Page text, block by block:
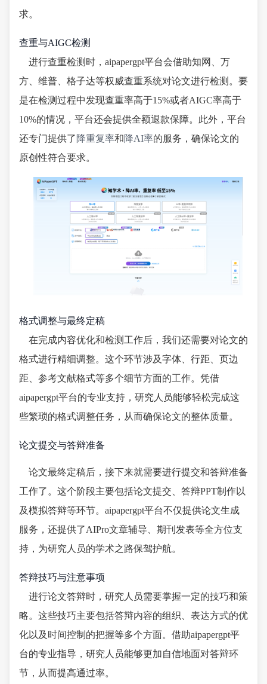
求。
查重与AIGC检测
进行查重检测时，aipapergpt平台会借助知网、万
方、维普、格子达等权威查重系统对论文进行检测。要
是在检测过程中发现查重率高于15%或者AIGC率高于
10%的情况，平台还会提供全额退款保障。此外，平台
还专门提供了 降重复率和降AI率的服务，确保论文的
原创性符合要求。
格式调整与最终定稿
在完成内容优化和检测工作后，我们还需要对论文的
格式进行精细调整。这个环节涉及字体、行距、页边
距、参考文献格式等多个细节方面的工作。凭借
aipapergpt平台的专业支持，研究人员能够轻松完成这
些繁琐的格式调整任务，从而确保论文的整体质量。
论文提交与答辩准备
论文最终定稿后，接下来就需要进行提交和答辩准备
工作了。这个阶段主要包括论文提交、答辩PPT制作以
及模拟答辩等环节。aipapergpt平台不仅提供论文生成
服务，还提供了AIPro文章辅导、期刊发表等全方位支
持，为研究人员的学术之路保驾护航。
答辩技巧与注意事项
进行论文答辩时，研究人员需要掌握一定的技巧和策
略。这些技巧主要包括答辩内容的组织、表达方式的优
化以及时间控制的把握等多个方面。借助aipapergpt平
台的专业指导，研究人员能够更加自信地面对答辩环
节，从而提高通过率。